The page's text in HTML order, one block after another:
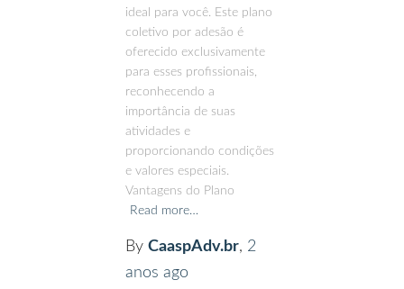
ideal para você. Este plano
coletivo por adesão é
oferecido exclusivamente
para esses profissionais,
reconhecendo a
importância de suas
atividades e
proporcionando condições
e valores especiais.
Vantagens do Plano
Read more…
By CaaspAdv.br, 2
anos ago